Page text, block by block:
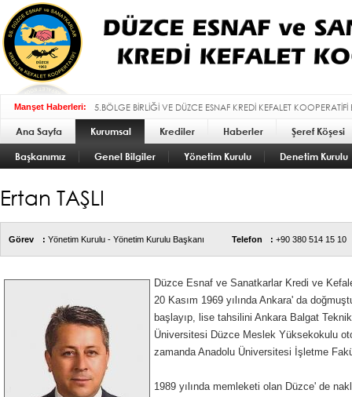
Manşet Haberleri:
5.BÖLGE BİRLİĞİ VE DÜZCE ESNAF KREDİ KEFALET
BAYRAMI MESAJI :
Ana Sayfa
Kurumsal
Başkanımız
Genel Bilgiler Yönetim Kurulu Denetim Kurulu
Krediler Haberler Şeref Köşesi
Ertan TAŞLI
Görev : Yönetim Kurulu - Yönetim Kurulu Başkanı Telefon : +90 380 514 15 10
Düzce Esnaf ve Sanatkarlar Kredi ve
20 Kasım 1969 yılında Ankara' da
başlayıp, lise tahsilini Ankara Balgat
Üniversitesi Düzce Meslek Yüksekokulu
zamanda Anadolu Üniversitesi İşletme
1989 yılında memleketi olan Düzce' de